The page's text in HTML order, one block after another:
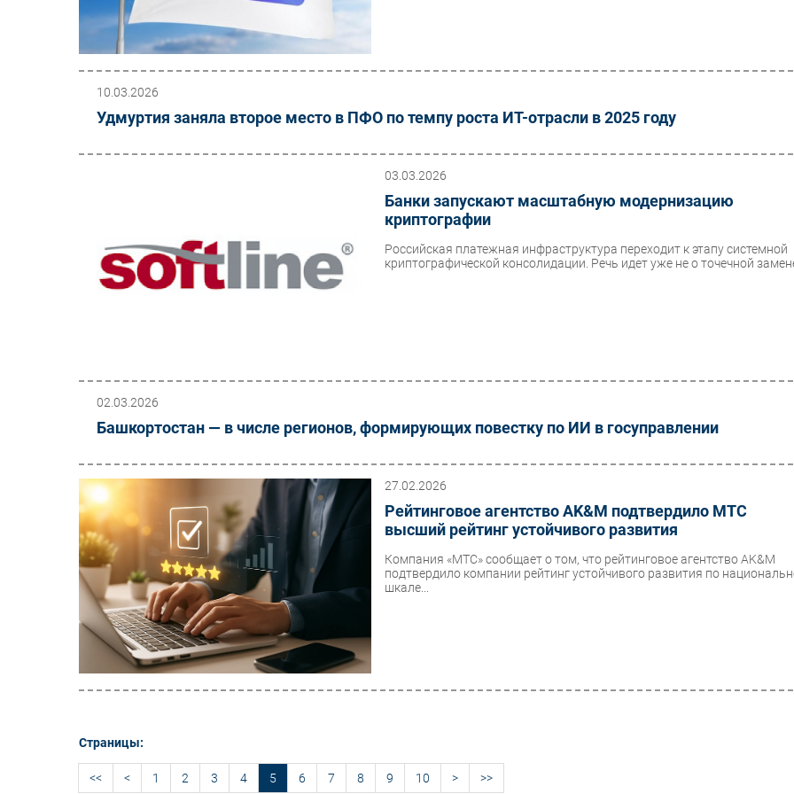
10.03.2026
Удмуртия заняла второе место в ПФО по темпу роста ИТ-отрасли в 2025 году
03.03.2026
Банки запускают масштабную модернизацию
криптографии
Российская платежная инфраструктура переходит к этапу системной
криптографической консолидации. Речь идет уже не о точечной
02.03.2026
Башкортостан — в числе регионов, формирующих повестку по ИИ в госуправлении
27.02.2026
Рейтинговое агентство AK&M подтвердило МТС
высший рейтинг устойчивого развития
Компания «МТС» сообщает о том, что рейтинговое агентство AK&M
подтвердило компании рейтинг устойчивого развития по
шкале...
Страницы:
<< < 1 2 3 4 5 6 7 8 9 10 > >>